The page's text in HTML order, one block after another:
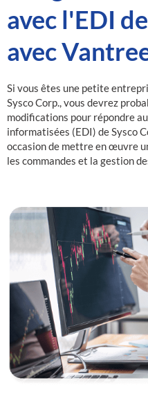
avec l'EDI
avec
Si vous êtes une petite
Sysco Corp., vous devrez
modifications pour répondre
informatisées (EDI) de Sysco
occasion de mettre en œuvre
les commandes et la gestion